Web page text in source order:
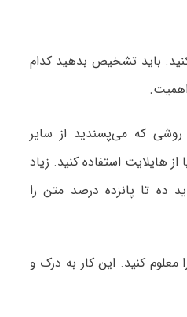
باید تشخیص بدهید کدام
که می‌پسندید از سایر
هایلایت استفاده کنید. زیاد
ده تا پانزده درصد متن را
کنید. این کار به درک و